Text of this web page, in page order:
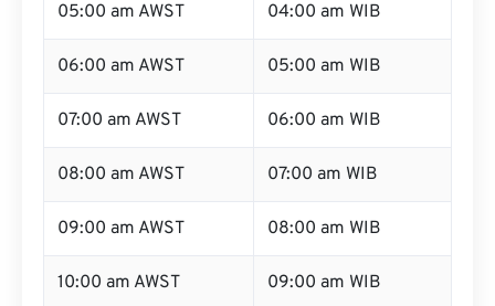
05:00 am AWST 04:00 am WIB
06:00 am AWST 05:00 am WIB
07:00 am AWST 06:00 am WIB
08:00 am AWST 07:00 am WIB
09:00 am AWST 08:00 am WIB
10:00 am AWST 09:00 am WIB